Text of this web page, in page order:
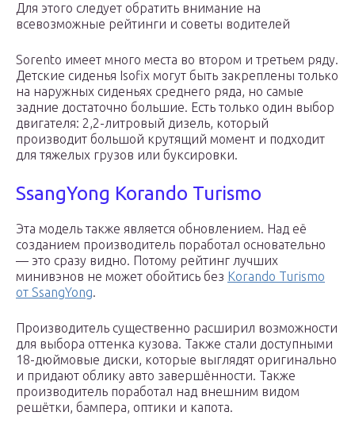
Для этого следует обратить внимание на
всевозможные рейтинги и советы водителей
Sorento имеет много места во втором и третьем ряду.
Детские сиденья Isofix могут быть закреплены только
на наружных сиденьях среднего ряда, но самые
задние достаточно большие. Есть только один выбор
двигателя: 2,2-литровый дизель, который
производит большой крутящий момент и подходит
для тяжелых грузов или буксировки.
SsangYong Korando Turismo
Эта модель также является обновлением. Над её
созданием производитель поработал основательно
— это сразу видно. Потому рейтинг лучших
минивэнов не может обойтись без Korando Turismo
от SsangYong.
Производитель существенно расширил возможности
для выбора оттенка кузова. Также стали доступными
18-дюймовые диски, которые выглядят оригинально
и придают облику авто завершённости. Также
производитель поработал над внешним видом
решётки, бампера, оптики и капота.